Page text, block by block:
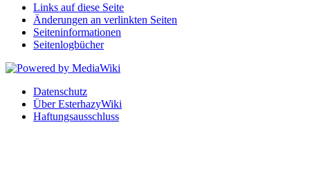
Links auf diese Seite
Änderungen an verlinkten Seiten
Seiten­informationen
Seitenlogbücher
Datenschutz
Über EsterhazyWiki
Haftungsausschluss